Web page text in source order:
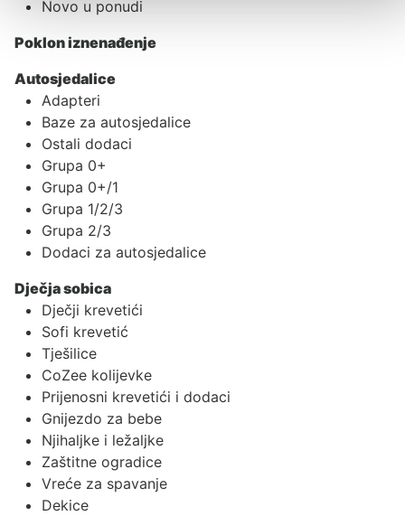
Novo u ponudi
Poklon iznenađenje
Autosjedalice
Adapteri
Baze za autosjedalice
Ostali dodaci
Grupa 0+
Grupa 0+/1
Grupa 1/2/3
Grupa 2/3
Dodaci za autosjedalice
Dječja sobica
Dječji krevetići
Sofi krevetić
Tješilice
CoZee kolijevke
Prijenosni krevetići i dodaci
Gnijezdo za bebe
Njihaljke i ležaljke
Zaštitne ogradice
Vreće za spavanje
Dekice